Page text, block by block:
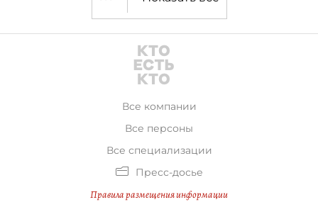
Все компании
Все персоны
Все специализации
Пресс-досье
Правила размещения информации